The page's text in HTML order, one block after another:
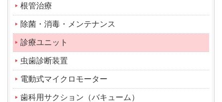
根管治療
除菌・消毒・メンテナンス
診療ユニット
虫歯診断装置
電動式マイクロモーター
歯科用サクション（バキューム）